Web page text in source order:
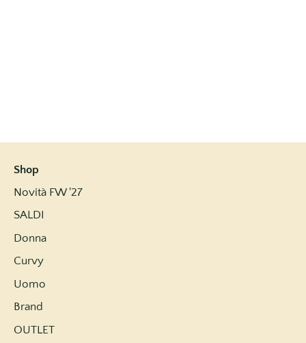
Shop
Novità FW '27
SALDI
Donna
Curvy
Uomo
Brand
OUTLET